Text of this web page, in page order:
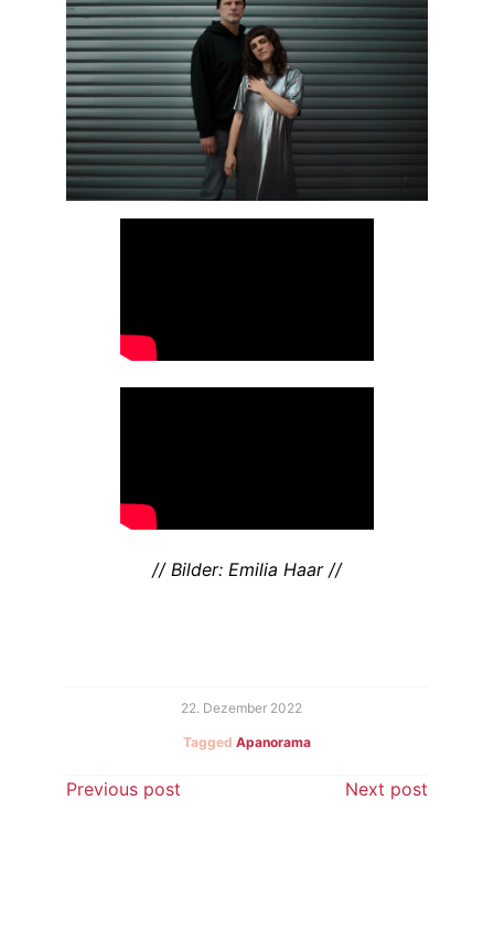
// Bilder: Emilia Haar //
22. Dezember 2022
Tagged Apanorama
Beitragsnavigation
Previous post Next post